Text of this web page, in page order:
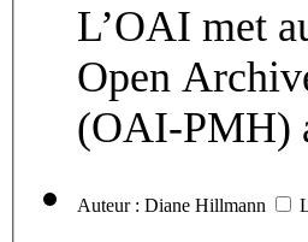
L’OAI met
Open
(OAI-PMH)
Auteur : Diane Hillmann